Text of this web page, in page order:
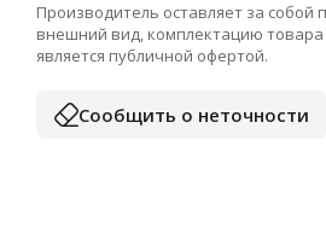
Производитель оставляет за
внешний вид, комплектацию
является публичной офертой.
Сообщить о неточности